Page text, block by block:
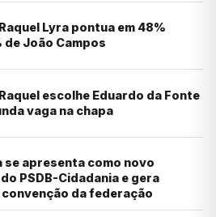
Lyra pontua em 48%
João Campos
escolhe Eduardo da Fonte
vaga na chapa
se apresenta como novo
PSDB-Cidadania e gera
convenção da federação